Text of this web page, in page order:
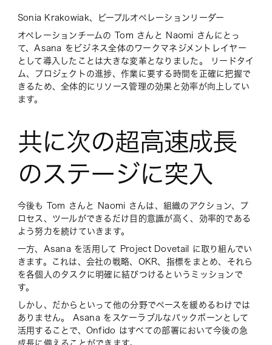
Sonia Krakowiak、ピープルオペレーションリーダー
オペレーションチームの Tom さんと Naomi さんにとっ
て、Asana をビジネス全体のワークマネジメントレイヤー
として導入したことは大きな変革となりました。 リードタイ
ム、プロジェクトの進捗、作業に要する時間を正確に把握で
きるため、全体的にリソース管理の効果と効率が向上してい
ます。
共に次の超高速成長
のステージに突入
今後も Tom さんと Naomi さんは、組織のアクション、プ
ロセス、ツールができるだけ目的意識が高く、効率的である
よう努力を続けていきます。
一方、Asana を活用して Project Dovetail に取り組んでい
きます。これは、会社の戦略、OKR、指標をまとめ、それら
を各個人のタスクに明確に結びつけるというミッションで
す。
しかし、だからといって他の分野でペースを緩めるわけでは
ありません。 Asana をスケーラブルなバックボーンとして
活用することで、Onfido はすべての部署において今後の急
成長に備えることができます。